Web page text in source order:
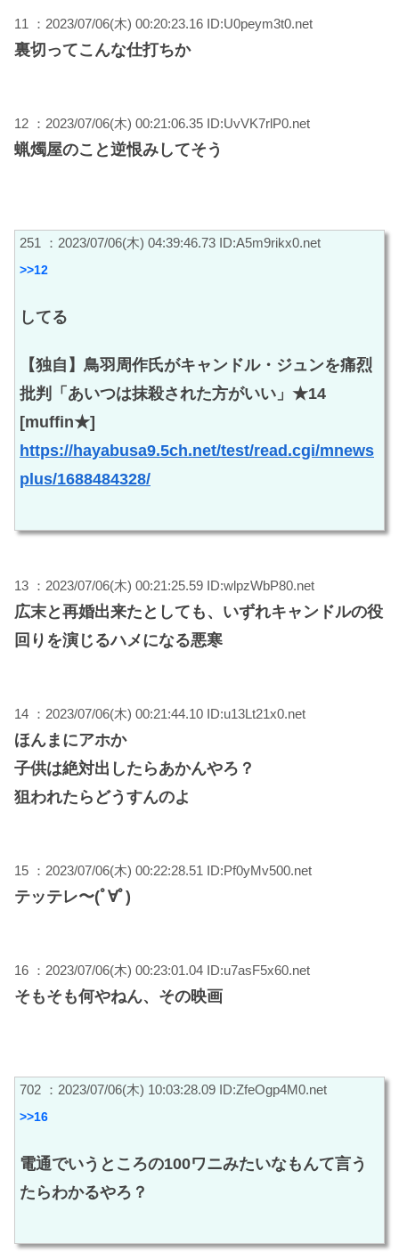
11 ：2023/07/06(木) 00:20:23.16 ID:U0peym3t0.net
裏切ってこんな仕打ちか
12 ：2023/07/06(木) 00:21:06.35 ID:UvVK7rlP0.net
蝋燭屋のこと逆恨みしてそう
251 ：2023/07/06(木) 04:39:46.73 ID:A5m9rikx0.net
>>12
してる
【独自】鳥羽周作氏がキャンドル・ジュンを痛烈
批判「あいつは抹殺された方がいい」★14
[muffin★]
https://hayabusa9.5ch.net/test/read.cgi/mnews
plus/1688484328/
13 ：2023/07/06(木) 00:21:25.59 ID:wlpzWbP80.net
広末と再婚出来たとしても、いずれキャンドルの役
回りを演じるハメになる悪寒
14 ：2023/07/06(木) 00:21:44.10 ID:u13Lt21x0.net
ほんまにアホか
子供は絶対出したらあかんやろ？
狙われたらどうすんのよ
15 ：2023/07/06(木) 00:22:28.51 ID:Pf0yMv500.net
テッテレ〜(ﾟ∀ﾟ)
16 ：2023/07/06(木) 00:23:01.04 ID:u7asF5x60.net
そもそも何やねん、その映画
702 ：2023/07/06(木) 10:03:28.09 ID:ZfeOgp4M0.net
>>16
電通でいうところの100ワニみたいなもんて言う
たらわかるやろ？